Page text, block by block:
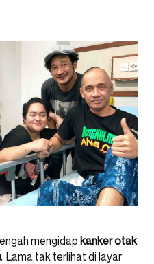
mengidap kanker otak
. Lama tak terlihat di layar